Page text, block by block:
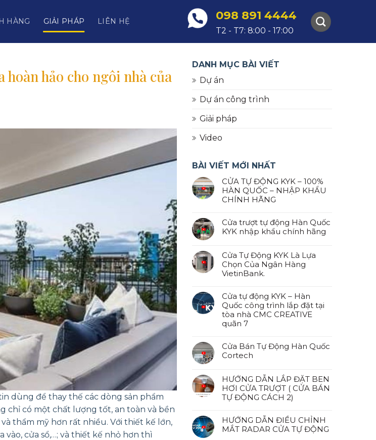
HÀNG GIẢI PHÁP LIÊN HỆ 098 891 4444
T2 - T7: 8:00 - 17:00
hảo cho ngôi nhà của
dùng để thay thế các dòng sản phẩm
chỉ có một chất lượng tốt, an toàn và bền
thẩm mỹ hơn rất nhiều. Với thiết kế lớn,
cửa sổ,…; và thiết kế nhỏ hơn thì
DANH MỤC BÀI VIẾT
Dự án
Dự án công trình
Giải pháp
Video
BÀI VIẾT MỚI NHẤT
CỬA TỰ ĐỘNG KYK – 100%
HÀN QUỐC – NHẬP KHẨU
CHÍNH HÃNG
Cửa trượt tự động Hàn Quốc
KYK nhập khẩu chính hãng
Cửa Tự Động KYK Là Lựa
Chọn Của Ngân Hàng
VietinBank.
Cửa tự động KYK – Hàn
Quốc công trình lắp đặt tại
tòa nhà CMC CREATIVE
quãn 7
Cửa Bán Tự Động Hàn Quốc
Cortech
HƯỚNG DẪN LẮP ĐẶT BEN
HƠI CỬA TRƯỢT ( CỬA BÁN
TỰ ĐỘNG CÁCH 2)
HƯỚNG DẪN ĐIỀU CHỈNH
MẮT RADAR CỬA TỰ ĐỘNG